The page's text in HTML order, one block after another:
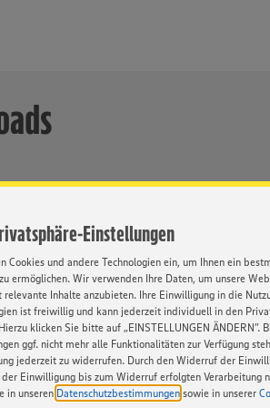
Einstellungen
Cookies und andere Technologien ein, um Ihnen ein
ermöglichen. Wir verwenden Ihre Daten, um unsere
relevante Inhalte anzubieten. Ihre Einwilligung in die
ist freiwillig und kann jederzeit individuell in den
klicken Sie bitte auf „EINSTELLUNGEN ÄNDERN”.
ggf. nicht mehr alle Funktionalitäten zur Verfügung
jederzeit zu widerrufen. Durch den Widerruf der
Einwilligung bis zum Widerruf erfolgten Verarbeitung
in unseren Datenschutzbestimmungen sowie in unserer
TIF 3060px x 2702px
JPG 3060px x 2702px 1,4